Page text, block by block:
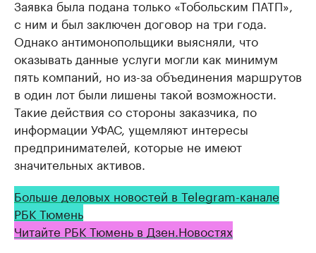
Заявка была подана только «Тобольским ПАТП»,
с ним и был заключен договор на три года.
Однако антимонопольщики выясняли, что
оказывать данные услуги могли как минимум
пять компаний, но из-за объединения маршрутов
в один лот были лишены такой возможности.
Такие действия со стороны заказчика, по
информации УФАС, ущемляют интересы
предпринимателей, которые не имеют
значительных активов.
Больше деловых новостей в Telegram-канале
РБК Тюмень
Читайте РБК Тюмень в Дзен.Новостях